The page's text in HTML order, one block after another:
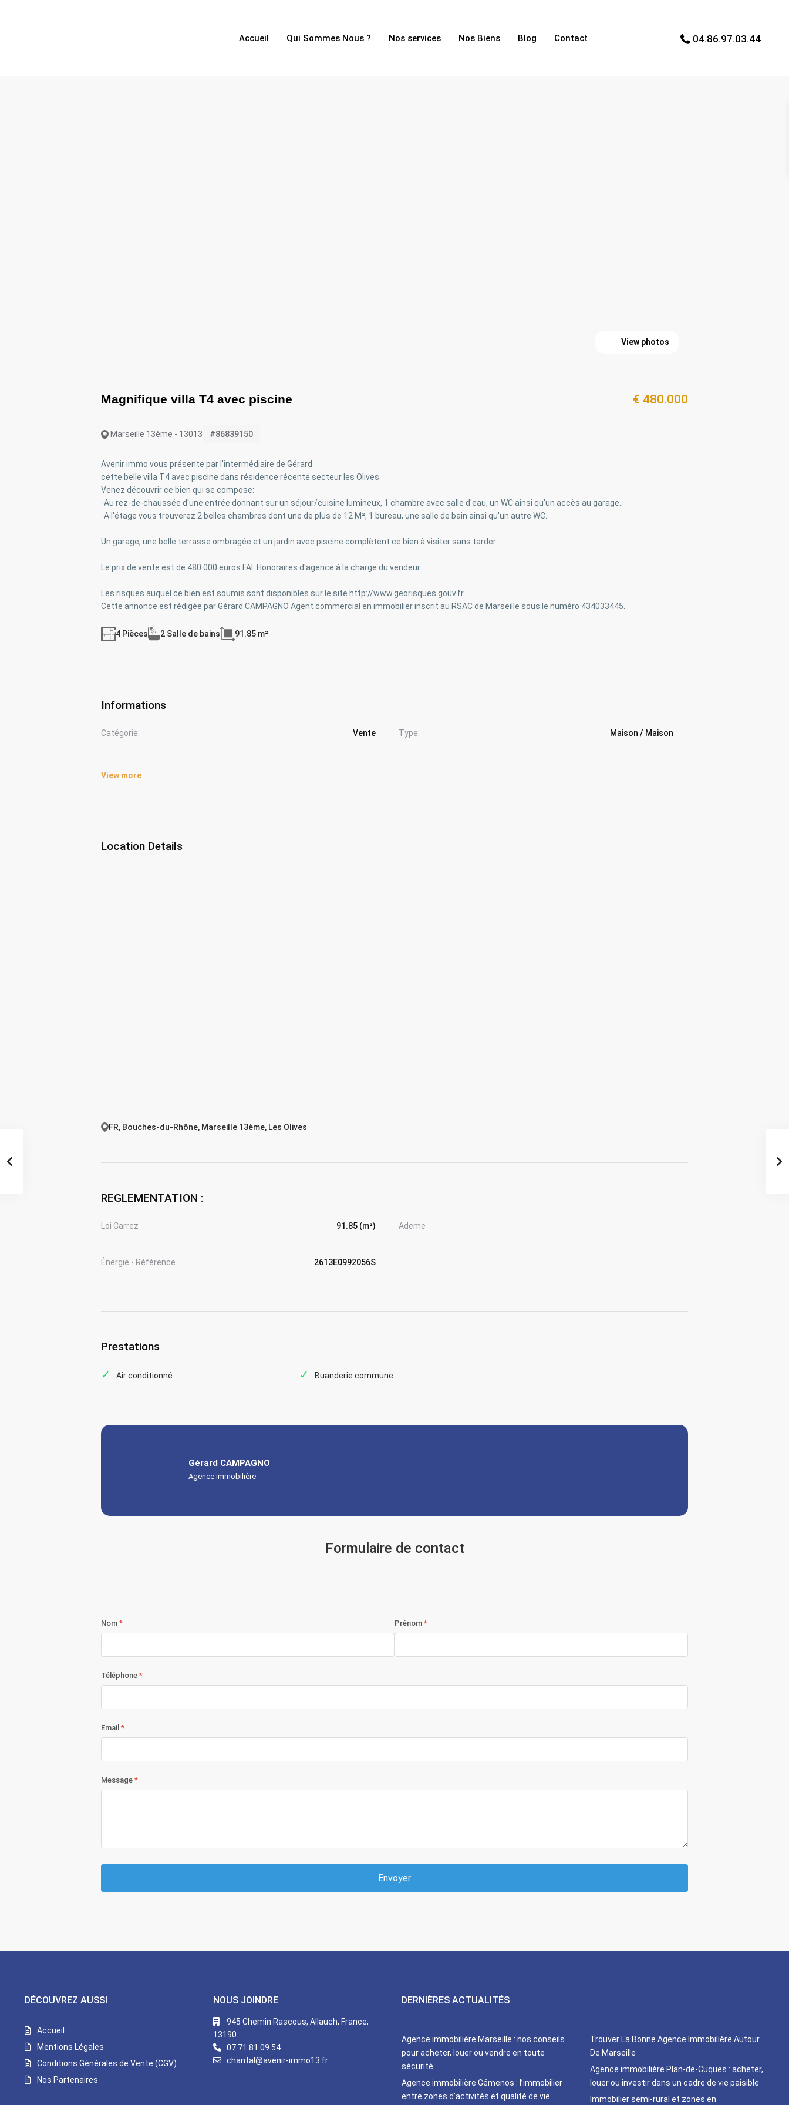
Accueil Qui Sommes Nous ? Nos services Nos Biens Blog Contact 04.86.97.03.44
View photos
Magnifique villa T4 avec piscine € 480.000
Marseille 13ème - 13013 #86839150
Avenir immo vous présente par l'intermédiaire de Gérard
cette belle villa T4 avec piscine dans résidence récente secteur les Olives.
Venez découvrir ce bien qui se compose:
-Au rez-de-chaussée d'une entrée donnant sur un séjour/cuisine lumineux, 1 chambre avec salle d'eau, un WC ainsi qu'un accès au garage.
-A l'étage vous trouverez 2 belles chambres dont une de plus de 12 M², 1 bureau, une salle de bain ainsi qu'un autre WC.
Un garage, une belle terrasse ombragée et un jardin avec piscine complètent ce bien à visiter sans tarder.
Le prix de vente est de 480 000 euros FAI. Honoraires d'agence à la charge du vendeur.
Les risques auquel ce bien est soumis sont disponibles sur le site http://www.georisques.gouv.fr
Cette annonce est rédigée par Gérard CAMPAGNO Agent commercial en immobilier inscrit au RSAC de Marseille sous le numéro 434033445.
4 Pièces 2 Salle de bains 91.85 m²
Informations
Catégorie: Vente Type: Maison / Maison
View more
Location Details
FR, Bouches-du-Rhône, Marseille 13ème, Les Olives
REGLEMENTATION :
Loi Carrez 91.85 (m²)
Énergie - Référence
Ademe
2613E0992056S
Prestations
Air conditionné Buanderie commune
Gérard CAMPAGNO
Agence immobilière
Formulaire de contact
Nom Prénom
Téléphone
Email
Message
Envoyer
DÉCOUVREZ AUSSI
Accueil
Mentions Légales
Conditions Générales de Vente (CGV)
Nos Partenaires
NOUS JOINDRE
945 Chemin Rascous, Allauch, France,
13190
07 71 81 09 54
chantal@avenir-immo13.fr
DERNIÈRES ACTUALITÉS
Agence immobilière Marseille : nos conseils
pour acheter, louer ou vendre en toute
sécurité
Agence immobilière Gémenos : l’immobilier
entre zones d’activités et qualité de vie
Trouver La Bonne Agence Immobilière Autour
De Marseille
Agence immobilière Plan-de-Cuques : acheter,
louer ou investir dans un cadre de vie paisible
Immobilier semi-rural et zones en